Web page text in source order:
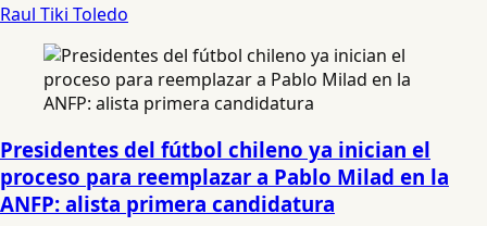
Raul Tiki Toledo
Presidentes del fútbol chileno ya inician el
proceso para reemplazar a Pablo Milad en la
ANFP: alista primera candidatura